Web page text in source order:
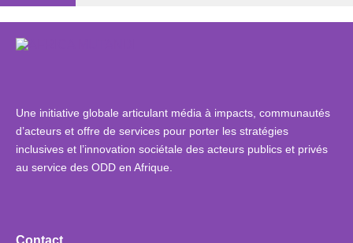
Une initiative globale articulant média à impacts, communautés
d’acteurs et offre de services pour porter les stratégies
inclusives et l’innovation sociétale des acteurs publics et privés
au service des ODD en Afrique.